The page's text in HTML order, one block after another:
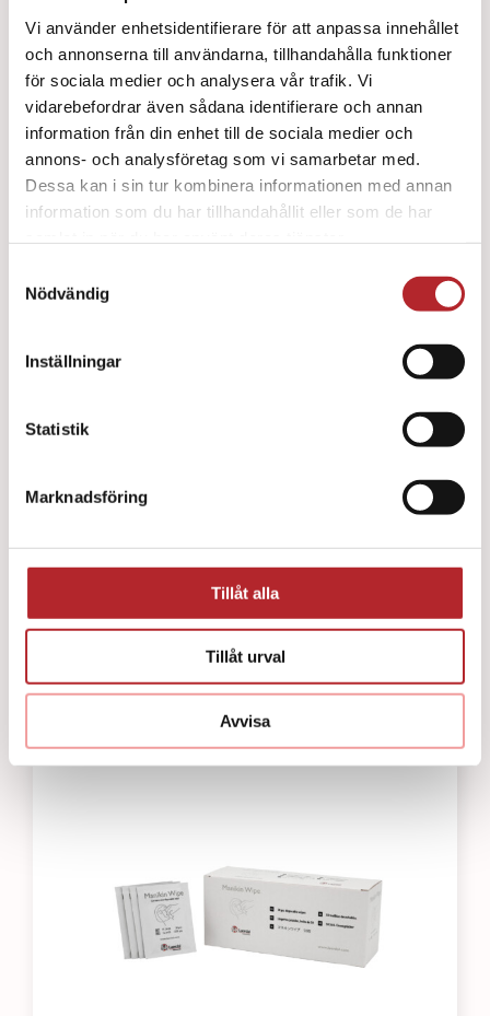
Vi använder enhetsidentifierare för att anpassa innehållet
och annonserna till användarna, tillhandahålla funktioner
för sociala medier och analysera vår trafik. Vi
vidarebefordrar även sådana identifierare och annan
information från din enhet till de sociala medier och
annons- och analysföretag som vi samarbetar med.
Dessa kan i sin tur kombinera informationen med annan
information som du har tillhandahållit eller som de har
Nödvändig
Inställningar
Statistik
Marknadsföring
Tillåt alla
Tillåt urval
Avvisa
Eng.luftväg Little Anne 24 st
990kr
Pocketmask O² ventil/filter